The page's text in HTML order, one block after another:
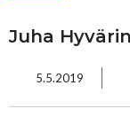
Juha
5.5.2019